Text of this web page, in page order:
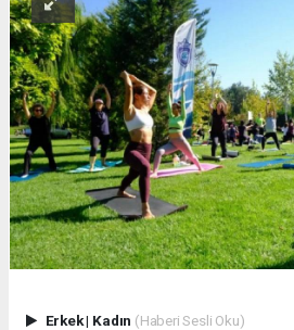
Erkek| Kadın (Haberi Sesli Oku)